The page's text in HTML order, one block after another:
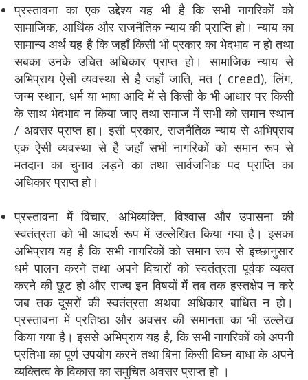
प्रस्तावना का एक उद्देश्य यह भी है कि सभी नागरिकों को
सामाजिक, आर्थिक और राजनैतिक न्याय की प्राप्ति हो। न्याय का
सामान्य अर्थ यह है कि जहाँ किसी भी प्रकार का भेदभाव न हो तथा
सबका उनके उचित अधिकार प्राप्त हो। सामाजिक न्याय से
अभिप्राय ऐसी व्यवस्था से है जहाँ जाति, मत ( creed), लिंग,
जन्म स्थान, धर्म या भाषा आदि में से किसी के भी आधार पर किसी
के साथ भेदभाव न किया जाए तथा समाज में सभी को समान स्थान
/ अवसर प्राप्त हा। इसी प्रकार, राजनैतिक न्याय से अभिप्राय
एक ऐसी व्यवस्था से है जहाँ सभी नागरिकों को समान रूप से
मतदान का चुनाव लड़ने का तथा सार्वजनिक पद प्राप्ति का
अधिकार प्राप्त हो।
प्रस्तावना में विचार, अभिव्यक्ति, विश्वास और उपासना की
स्वतंत्रता को भी आदर्श रूप में उल्लेखित किया गया है। इसका
अभिप्राय यह है कि सभी नागरिकों को समान रूप से इच्छानुसार
धर्म पालन करने तथा अपने विचारों को स्वतंत्रता पूर्वक व्यक्त
करने की छूट हो और राज्य इन विषयों में तब तक हस्तक्षेप न करे
जब तक दूसरों की स्वतंत्रता अथवा अधिकार बाधित न हो।
प्रस्तावना में प्रतिष्ठा और अवसर की समानता का भी उल्लेख
किया गया है। इससे अभिप्राय यह है, कि सभी नागरिकों को अपनी
प्रतिभा का पूर्ण उपयोग करने तथा बिना किसी विघ्न बाधा के अपने
व्यक्तित्व के विकास का समुचित अवसर प्राप्त हो ।